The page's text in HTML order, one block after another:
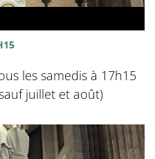
les samedis à 17h15
juillet et août)